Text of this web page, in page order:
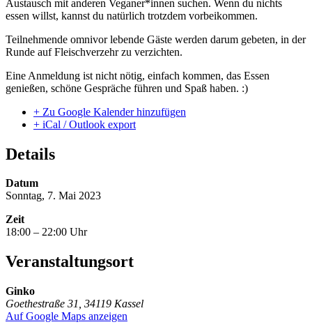
Austausch mit anderen Veganer*innen suchen. Wenn du nichts
essen willst, kannst du natürlich trotzdem vorbeikommen.
Teilnehmende omnivor lebende Gäste werden darum gebeten, in der
Runde auf Fleischverzehr zu verzichten.
Eine Anmeldung ist nicht nötig, einfach kommen, das Essen
genießen, schöne Gespräche führen und Spaß haben. :)
+ Zu Google Kalender hinzufügen
+ iCal / Outlook export
Details
Datum
Sonntag, 7. Mai 2023
Zeit
18:00 – 22:00 Uhr
Veranstaltungsort
Ginko
Goethestraße 31, 34119 Kassel
Auf Google Maps anzeigen